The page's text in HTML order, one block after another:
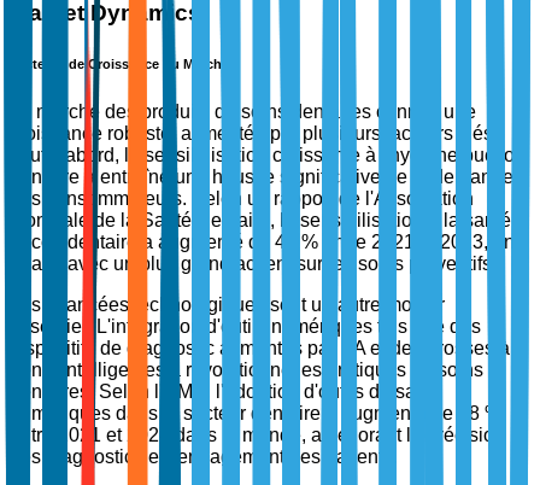
Market Dynamics
Facteurs de Croissance du Marché
Le marché des produits de soins dentaires connaît une
croissance robuste, alimentée par plusieurs facteurs clés.
Tout d'abord, la sensibilisation croissante à l'hygiène bucco-
dentaire a entraîné une hausse significative de la demande
des consommateurs. Selon un rapport de l'Association
Mondiale de la Santé Dentaire, la sensibilisation à la santé
bucco-dentaire a augmenté de 45 % entre 2021 et 2023, en
phase avec un plus grand accent sur les soins préventifs.
Les avancées technologiques sont un autre moteur
essentiel. L'intégration d'outils numériques tels que des
dispositifs de diagnostic alimentés par l'IA et des brosses à
dents intelligentes a révolutionné les pratiques de soins
dentaires. Selon l'OMS, l'adoption d'outils de santé
numériques dans le secteur dentaire a augmenté de 68 %
entre 2021 et 2024 dans le monde, améliorant la précision
des diagnostics et l'engagement des patients.